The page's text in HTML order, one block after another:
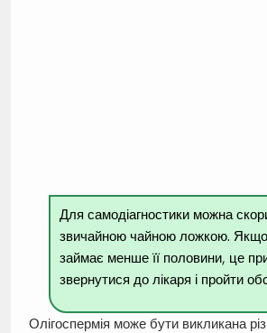
Для самодіагностики можна
звичайною чайною ложкою.
займає менше її половини, це
звернутися до лікаря і пройти
Олігоспермія може бути викликана